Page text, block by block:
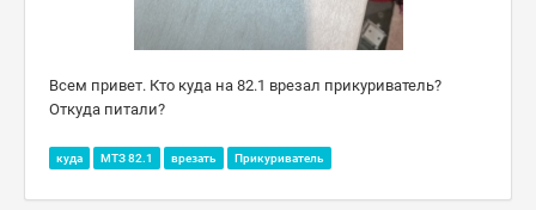
Всем привет. Кто куда на 82.1 врезал прикуриватель?
Откуда питали?
куда МТЗ 82.1 врезать Прикуриватель